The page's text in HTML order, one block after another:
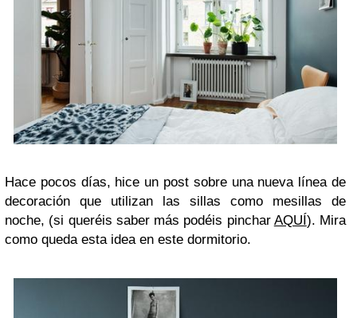
Hace pocos días, hice un post sobre una nueva línea de
decoración que utilizan las sillas como mesillas de
noche, (si queréis saber más podéis pinchar AQUÍ). Mira
como queda esta idea en este dormitorio.